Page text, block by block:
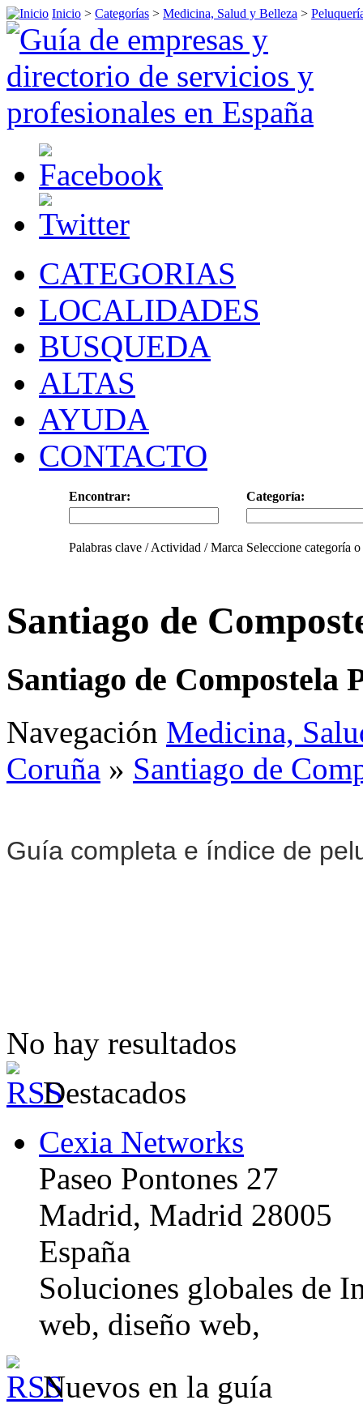
Inicio > Categorías > Medicina, Salud y Belleza >
CATEGORIAS
LOCALIDADES
BUSQUEDA
ALTAS
AYUDA
CONTACTO
Encontrar: Categoría:
Palabras clave / Actividad / Marca Seleccione categoría
Santiago de
Santiago de Compostela
Navegación Medicina,
Coruña » Santiago de
Guía completa e índice de
No hay resultados
Destacados
Cexia Networks
Paseo Pontones 27
Madrid, Madrid 28005
España
Soluciones globales de
web, diseño web,
Nuevos en la guía